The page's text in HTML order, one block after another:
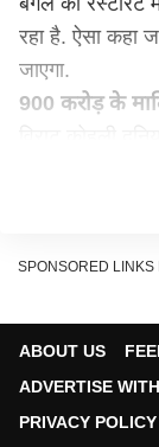
रहा है. ऐसा कहा
जाएगा.
900 करोड़ के
कर रखा है. वह
करियर में उन्होंने
SPONSORED LINKS
ABOUT US
ADVERTISE
PRIVACY POLICY